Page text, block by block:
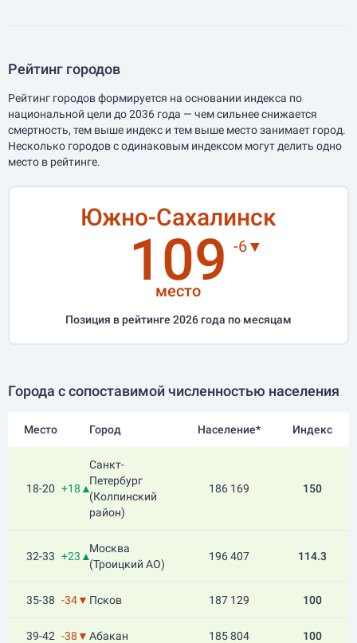
Рейтинг городов
Рейтинг городов формируется на основании индекса по
национальной цели до 2036 года — чем сильнее снижается
смертность, тем выше индекс и тем выше место занимает город.
Несколько городов с одинаковым индексом могут делить одно
место в рейтинге.
Южно-Сахалинск
109
место
-6▼
Позиция в рейтинге 2026 года по месяцам
Города с сопоставимой численностью населения
Место Город Население* Индекс
18-20 +18▲
Санкт-
Петербург
(Колпинский
район)
186 169 150
32-33 +23▲
Москва
(Троицкий АО)
196 407 114.3
35-38 -34▼ Псков 187 129 100
39-42 -38▼ Абакан 185 804 100